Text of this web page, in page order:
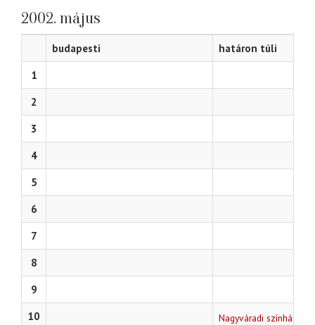
2002. május
budapesti
határon túli
1
2
3
4
5
6
7
8
9
10
Nagyváradi színház